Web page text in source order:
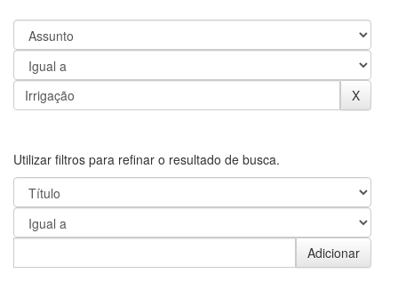
Utilizar filtros para refinar o resultado de busca.